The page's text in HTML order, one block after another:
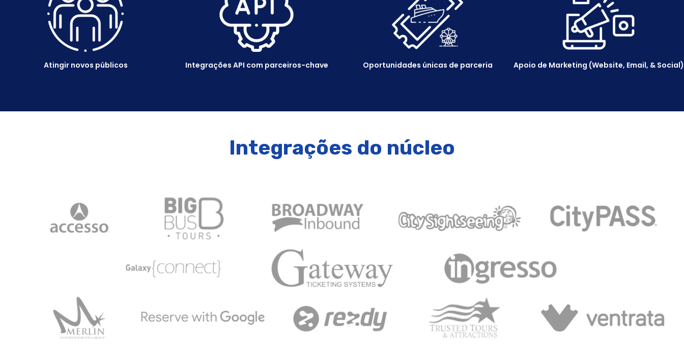
Atingir novos públicos Integrações API com parceiros-chave Oportunidades únicas de parceria Apoio de Marketing (Website, Email, & Social)
Integrações do núcleo